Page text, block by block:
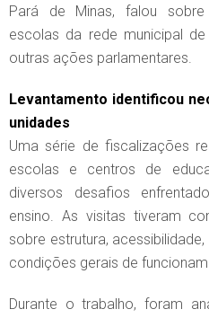
Pará de Minas, falou
escolas da rede municipal
outras ações parlamentares.
Levantamento identificou
unidades
Uma série de fiscalizações
escolas e centros de
diversos desafios
ensino. As visitas tiveram
sobre estrutura,
condições gerais de
Durante o trabalho, foram